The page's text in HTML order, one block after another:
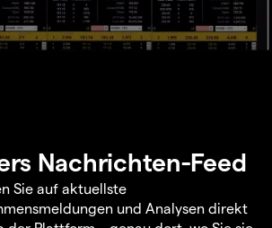
Nachrichten-Feed
Sie auf aktuellste
und Analysen direkt